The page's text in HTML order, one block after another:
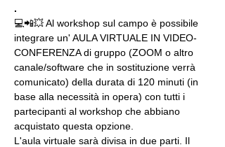
.
💻📲💥 Al workshop sul campo è possibile
integrare un' AULA VIRTUALE IN VIDEO-
CONFERENZA di gruppo (ZOOM o altro
canale/software che in sostituzione verrà
comunicato) della durata di 120 minuti (in
base alla necessità in opera) con tutti i
partecipanti al workshop che abbiano
acquistato questa opzione.
L'aula virtuale sarà divisa in due parti. Il